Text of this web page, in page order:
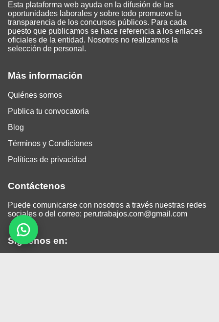
Más información
Quiénes somos
Publica tu convocatoria
Blog
Términos y Condiciones
Políticas de privacidad
Contáctenos
Puede comunicarse con nosotros a través nuestras redes
sociales o del correo: perutrabajos.com@gmail.com
Siguenos en:
Esta plataforma web ayuda en la difusión de las
oportunidades laborales y sobre todo promueve la
transparencia de los concursos públicos. Para cada
puesto que publicamos se hace referencia a los enlaces
oficiales de la entidad. Nosotros no realizamos la
selección de personal.